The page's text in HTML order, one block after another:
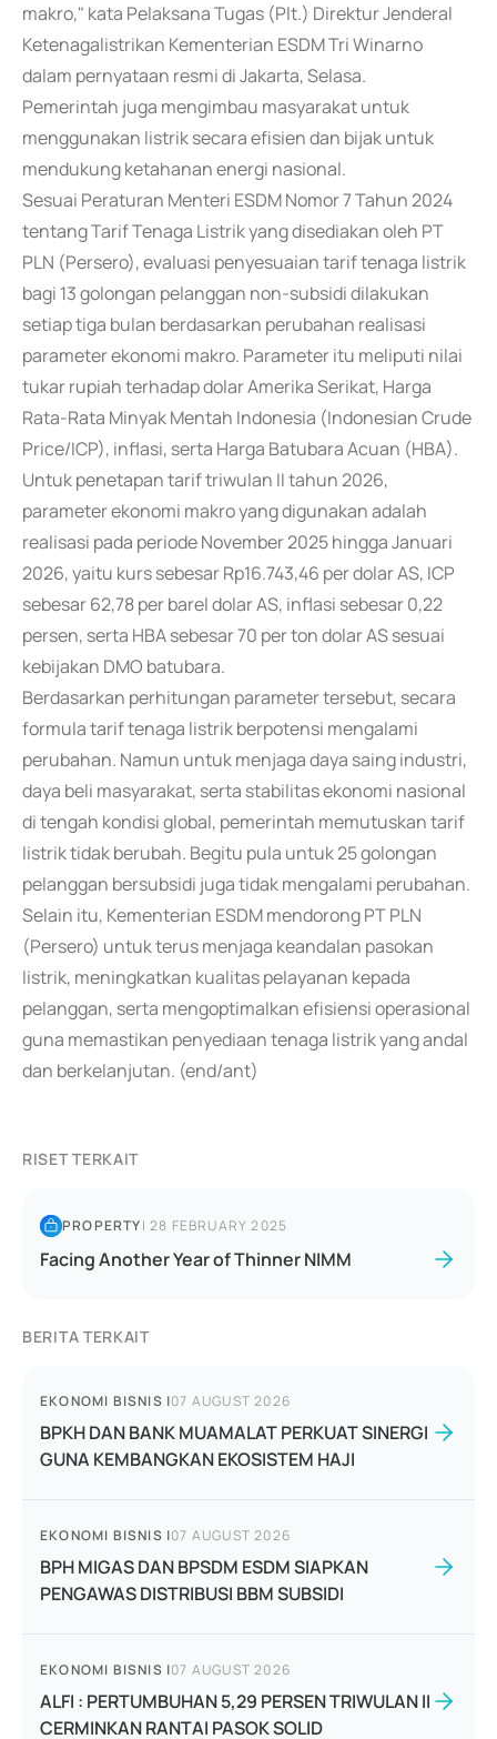
makro," kata Pelaksana Tugas (Plt.) Direktur Jenderal
Ketenagalistrikan Kementerian ESDM Tri Winarno
dalam pernyataan resmi di Jakarta, Selasa.
Pemerintah juga mengimbau masyarakat untuk
menggunakan listrik secara efisien dan bijak untuk
mendukung ketahanan energi nasional.
Sesuai Peraturan Menteri ESDM Nomor 7 Tahun 2024
tentang Tarif Tenaga Listrik yang disediakan oleh PT
PLN (Persero), evaluasi penyesuaian tarif tenaga listrik
bagi 13 golongan pelanggan non-subsidi dilakukan
setiap tiga bulan berdasarkan perubahan realisasi
parameter ekonomi makro. Parameter itu meliputi nilai
tukar rupiah terhadap dolar Amerika Serikat, Harga
Rata-Rata Minyak Mentah Indonesia (Indonesian Crude
Price/ICP), inflasi, serta Harga Batubara Acuan (HBA).
Untuk penetapan tarif triwulan II tahun 2026,
parameter ekonomi makro yang digunakan adalah
realisasi pada periode November 2025 hingga Januari
2026, yaitu kurs sebesar Rp16.743,46 per dolar AS, ICP
sebesar 62,78 per barel dolar AS, inflasi sebesar 0,22
persen, serta HBA sebesar 70 per ton dolar AS sesuai
kebijakan DMO batubara.
Berdasarkan perhitungan parameter tersebut, secara
formula tarif tenaga listrik berpotensi mengalami
perubahan. Namun untuk menjaga daya saing industri,
daya beli masyarakat, serta stabilitas ekonomi nasional
di tengah kondisi global, pemerintah memutuskan tarif
listrik tidak berubah. Begitu pula untuk 25 golongan
pelanggan bersubsidi juga tidak mengalami perubahan.
Selain itu, Kementerian ESDM mendorong PT PLN
(Persero) untuk terus menjaga keandalan pasokan
listrik, meningkatkan kualitas pelayanan kepada
pelanggan, serta mengoptimalkan efisiensi operasional
guna memastikan penyediaan tenaga listrik yang andal
dan berkelanjutan. (end/ant)
RISET TERKAIT
PROPERTY|28 FEBRUARY 2025
Facing Another Year of Thinner NIMM
BERITA TERKAIT
EKONOMI BISNIS |07 AUGUST 2026
BPKH DAN BANK MUAMALAT PERKUAT SINERGI
GUNA KEMBANGKAN EKOSISTEM HAJI
EKONOMI BISNIS |07 AUGUST 2026
BPH MIGAS DAN BPSDM ESDM SIAPKAN
PENGAWAS DISTRIBUSI BBM SUBSIDI
EKONOMI BISNIS |07 AUGUST 2026
ALFI : PERTUMBUHAN 5,29 PERSEN TRIWULAN II
CERMINKAN RANTAI PASOK SOLID